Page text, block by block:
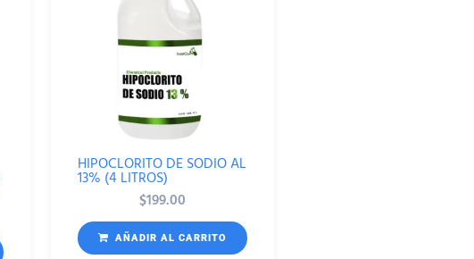
HIPOCLORITO DE SODIO AL
13% (4 LITROS)
$199.00
AÑADIR AL CARRITO